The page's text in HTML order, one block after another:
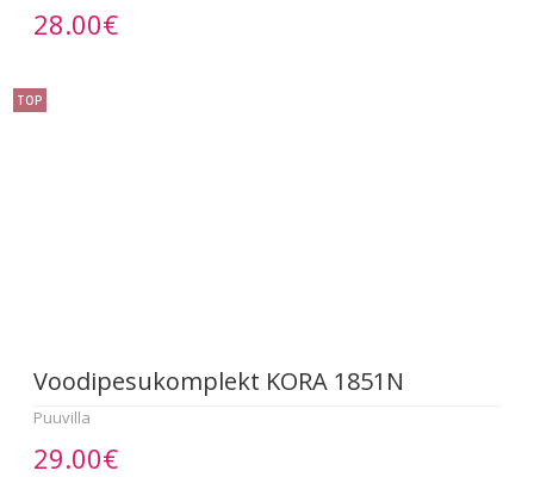
28.00€
TOP
Voodipesukomplekt KORA 1851N
Puuvilla
29.00€